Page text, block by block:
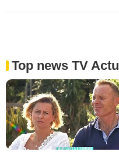
Top news TV Actu